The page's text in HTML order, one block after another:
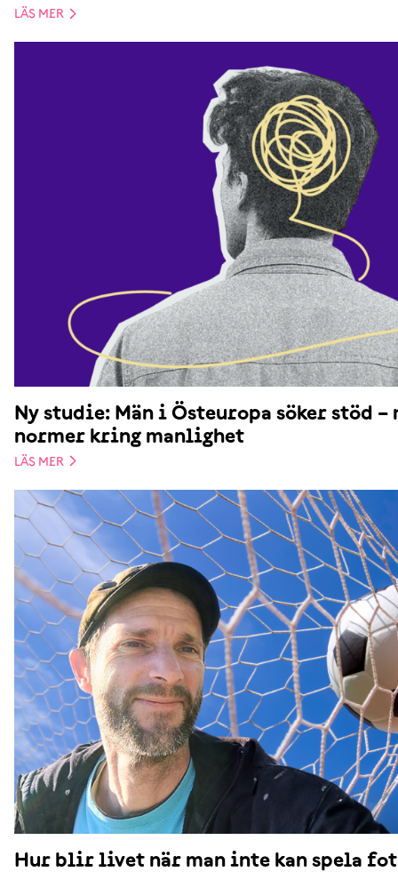
LÄS MER
Ny studie: Män i Östeuropa söker stöd –
normer kring manlighet
LÄS MER
Hur blir livet när man inte kan spela